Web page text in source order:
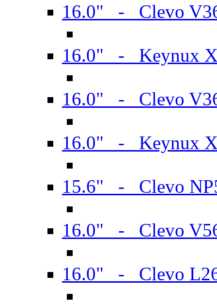
16.0" - Clevo
16.0" - Keynux
16.0" - Clevo
16.0" - Keynux
15.6" - Clevo
16.0" - Clevo
16.0" - Clevo